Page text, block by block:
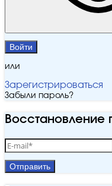
Войти
или
Зарегистрироваться
Забыли пароль?
Восстановление
Отправить